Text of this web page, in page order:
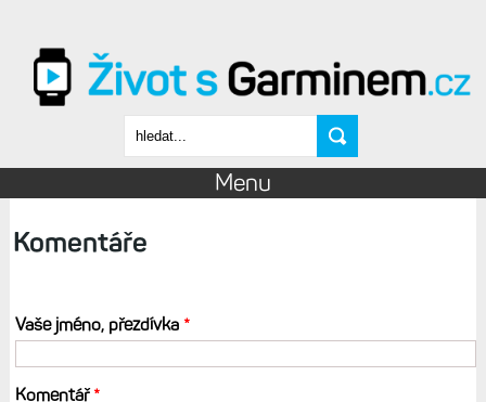
Vyhledávání
Menu
Komentáře
Vaše jméno, přezdívka *
Komentář*